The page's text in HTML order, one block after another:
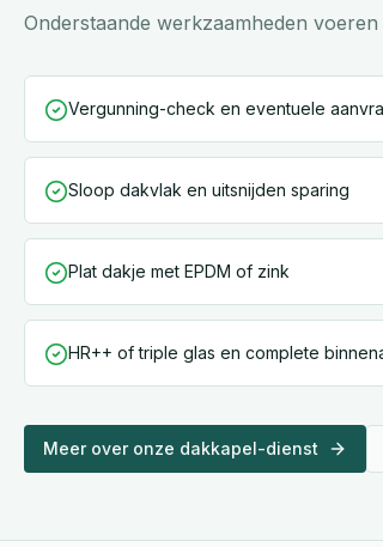
Onderstaande werkzaamheden
Vergunning-check en eventuele
Sloop dakvlak en uitsnijden sparing
Plat dakje met EPDM of zink
HR++ of triple glas en complete
Meer over onze dakkapel-dienst